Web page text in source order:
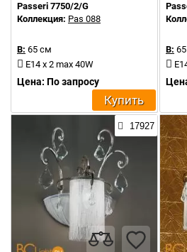
Passeri 7750/2/G
Коллекция: Pas 088
В: 65 см
E14 x 2 max 40W
Цена: По запросу
Купить
В:
17927